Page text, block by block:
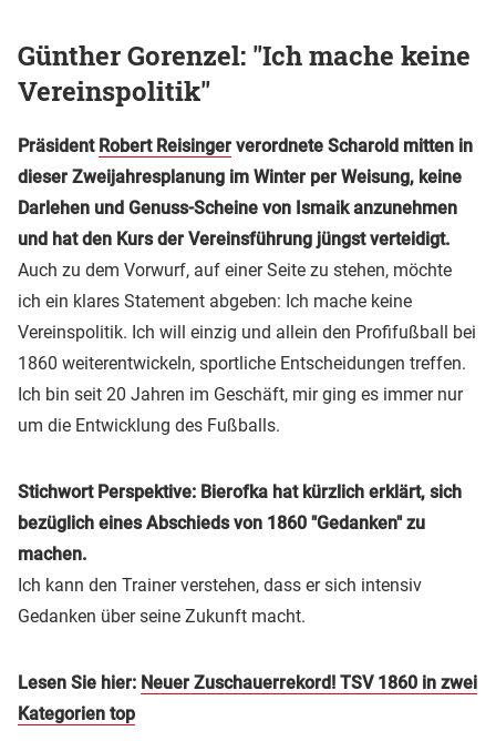
Günther Gorenzel: "Ich mache keine
Vereinspolitik"
Präsident Robert Reisinger verordnete Scharold mitten in
dieser Zweijahresplanung im Winter per Weisung, keine
Darlehen und Genuss-Scheine von Ismaik anzunehmen
und hat den Kurs der Vereinsführung jüngst verteidigt.
Auch zu dem Vorwurf, auf einer Seite zu stehen, möchte
ich ein klares Statement abgeben: Ich mache keine
Vereinspolitik. Ich will einzig und allein den Profifußball bei
1860 weiterentwickeln, sportliche Entscheidungen treffen.
Ich bin seit 20 Jahren im Geschäft, mir ging es immer nur
um die Entwicklung des Fußballs.
Stichwort Perspektive: Bierofka hat kürzlich erklärt, sich
bezüglich eines Abschieds von 1860 "Gedanken" zu
machen.
Ich kann den Trainer verstehen, dass er sich intensiv
Gedanken über seine Zukunft macht.
Lesen Sie hier: Neuer Zuschauerrekord! TSV 1860 in zwei
Kategorien top